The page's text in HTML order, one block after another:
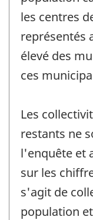
les centres
représentés
élevé des
ces
Les
restants ne
l'enquête et
sur les
s'agit de
population